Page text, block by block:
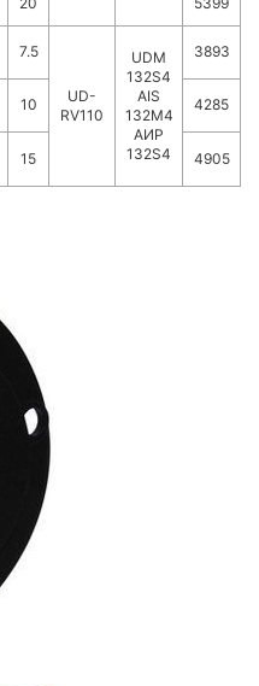
7.5
UD-
RV110
UDM
132S4
AIS
132M4
АИР
132S4
3893
10 4285
15 4905